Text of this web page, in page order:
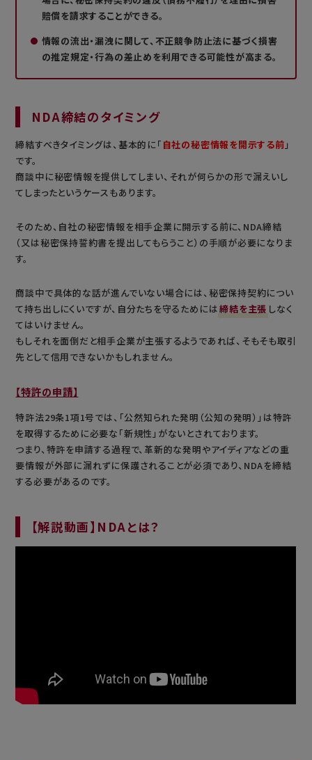
賠償を請求することができる。
情報の流出・漏洩に関して、不正競争防止法に基づく損害
の推定規定・行為の差止めを利用できる可能性が高まる。
NDA締結のタイミング
締結すべきタイミングは、基本的に「 自社の秘密情報を開示する前 」
です。
商談中に秘密情報を提供してしまい、それが何らかの形で漏えいし
てしまったというケースもあります。
そのため、自社の秘密情報を相手企業に開示する前に、NDA締結
（又は秘密保持誓約書を提出してもらうこと）の手順が必要になりま
す。
商談中で具体的な話が進んでいない場合には、秘密保持契約につい
て持ち出しにくいですが、自分たちを守るためには締結を主張 しなく
てはいけません。
もしそれを面倒だと相手企業が主張するようであれば、そもそも取引
先として信用できないかもしれません。
【特許の申請】
特許法29条1項1号では、「公然知られた発明（公知の発明）」は特許
を取得するために必要な「新規性」がないとされております。
つまり、特許を申請する過程で、革新的な発明やアイディアなどの重
要情報が外部に漏れずに保護されることが必須であり、NDAを締結
する必要があるのです。
【解説動画】NDAとは？